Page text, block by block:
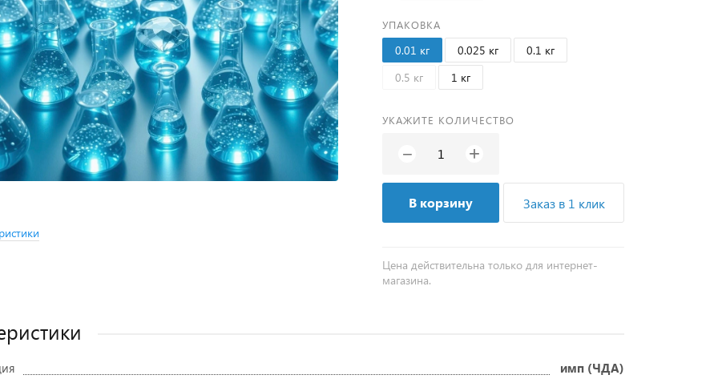
УПАКОВКА
0.01 кг 0.025 кг
0.1 кг
0.5 кг
1 кг
УКАЖИТЕ КОЛИЧЕСТВО
− +
В корзину Заказ в 1 клик
Цена действительна только для интернет-
магазина.
имп (ЧДА)